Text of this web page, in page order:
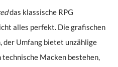
das klassische RPG
alles perfekt. Die grafischen
der Umfang bietet unzählige
Macken bestehen,